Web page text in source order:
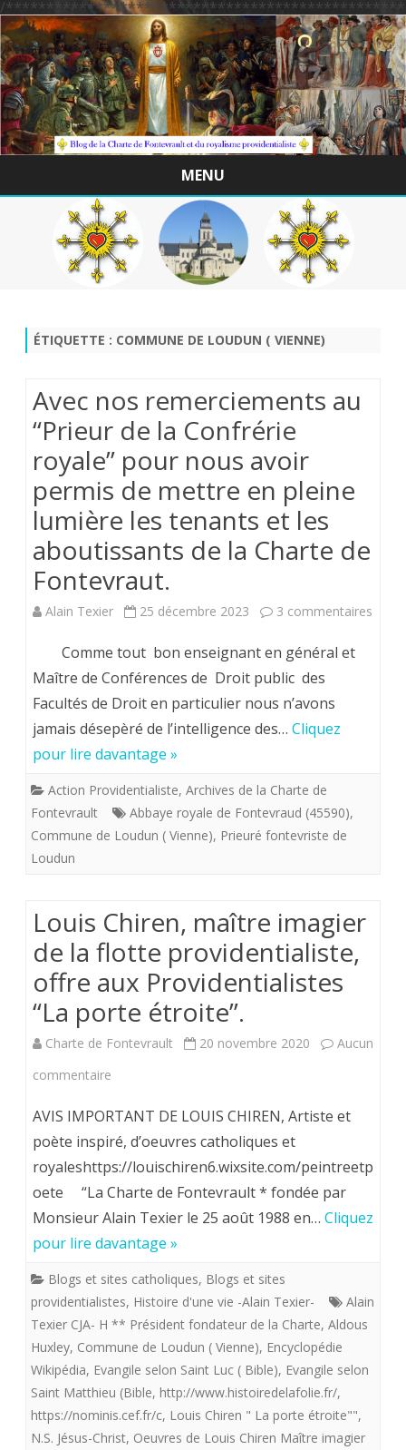
/
MENU
Skip
to
content
ÉTIQUETTE : COMMUNE DE LOUDUN ( VIENNE)
Avec nos remerciements au
“Prieur de la Confrérie
royale” pour nous avoir
permis de mettre en pleine
lumière les tenants et les
aboutissants de la Charte de
Fontevraut.
Alain Texier 25 décembre 2023 3 commentaires
les
les
Comme tout bon enseignant en général et
Maître de Conférences de Droit public des
Facultés de Droit en particulier nous n’avons
jamais désepèré de l’intelligence des… Cliquez
pour lire davantage »
Action Providentialiste, Archives de la Charte de
Fontevrault
Abbaye royale de Fontevraud (45590),
Commune de Loudun ( Vienne), Prieuré fontevriste de
Loudun
Louis Chiren, maître imagier
de la flotte providentialiste,
offre aux Providentialistes
“La porte étroite”.
Charte de Fontevrault 20 novembre 2020
Aucun
commentaire
Chiren,
maître
imagier
flotte
providentialiste,
aux
Providentialistes
AVIS IMPORTANT DE LOUIS CHIREN, Artiste et
poète inspiré, d’oeuvres catholiques et
royaleshttps://louischiren6.wixsite.com/peintreetp
oete “La Charte de Fontevrault * fondée par
Monsieur Alain Texier le 25 août 1988 en… Cliquez
pour lire davantage »
Blogs et sites catholiques, Blogs et sites
providentialistes, Histoire d'une vie -Alain Texier-
Alain
Texier CJA- H ** Président fondateur de la Charte, Aldous
Huxley, Commune de Loudun ( Vienne), Encyclopédie
Wikipédia, Evangile selon Saint Luc ( Bible), Evangile selon
Saint Matthieu (Bible, http://www.histoiredelafolie.fr/,
https://nominis.cef.fr/c, Louis Chiren " La porte étroite"",
N.S. Jésus-Christ, Oeuvres de Louis Chiren Maître imagier